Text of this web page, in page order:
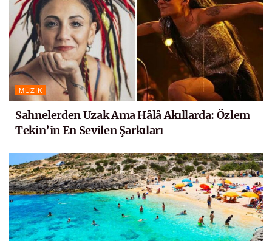
MÜZIK
Sahnelerden Uzak Ama Hâlâ Akıllarda: Özlem
Tekin’in En Sevilen Şarkıları